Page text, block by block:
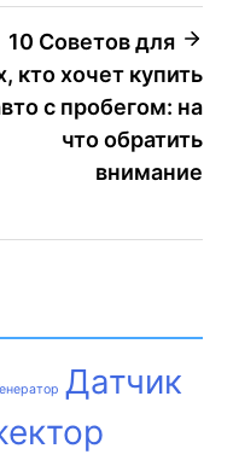
10 Советов для
кто хочет купить
с пробегом: на
что обратить
внимание
Датчик